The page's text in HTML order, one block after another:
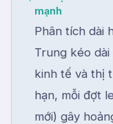
mạnh
Phân tích dài
Trung kéo
kinh tế và thị
hạn, mỗi đợt
mới) gây